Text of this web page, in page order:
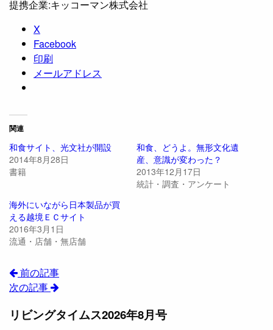
提携企業:キッコーマン株式会社
X
Facebook
印刷
メールアドレス
関連
和食サイト、光文社が開設
2014年8月28日
書籍
和食、どうよ。無形文化遺
産、意識が変わった？
2013年12月17日
統計・調査・アンケート
海外にいながら日本製品が買
える越境ＥＣサイト
2016年3月1日
流通・店舗・無店舗
前の記事
次の記事
リビングタイムス2026年8月号